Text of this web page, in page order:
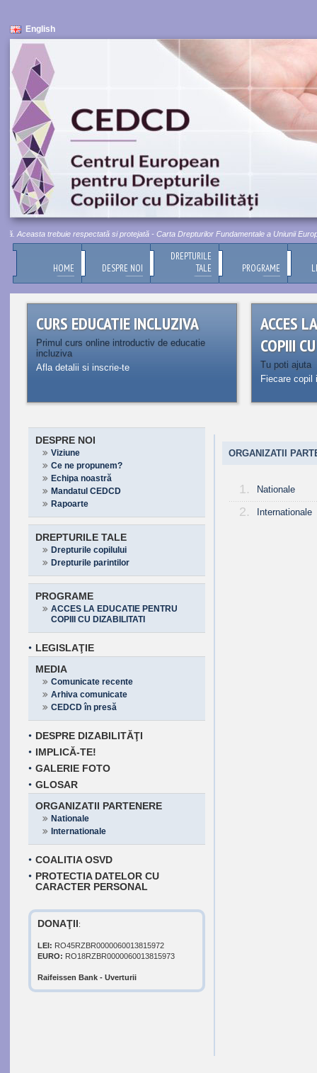
English
Aceasta trebuie respectată si protejată - Carta Drepturilor Fundamentale a Uniunii
HOME DESPRE NOI
DREPTURILE
TALE
PROGRAME
CURS EDUCATIE INCLUZIVA
Primul curs online introductiv de educatie
incluziva
Afla detalii si inscrie-te
ACCES
COPIII
Tu poti ajuta
Fiecare
DESPRE NOI
Viziune
Ce ne propunem?
Echipa noastră
Mandatul CEDCD
Rapoarte
DREPTURILE TALE
Drepturile copilului
Drepturile parintilor
PROGRAME
ACCES LA EDUCATIE PENTRU
COPIII CU DIZABILITATI
LEGISLAŢIE
MEDIA
Comunicate recente
Arhiva comunicate
CEDCD în presă
DESPRE DIZABILITĂŢI
IMPLICĂ-TE!
GALERIE FOTO
GLOSAR
ORGANIZATII PARTENERE
Nationale
Internationale
COALITIA OSVD
PROTECTIA DATELOR CU
CARACTER PERSONAL
DONAŢII:
LEI: RO45RZBR0000060013815972
EURO: RO18RZBR0000060013815973
Raifeissen Bank - Uverturii
ORGANIZATII
1. Nationale
2. Internationale